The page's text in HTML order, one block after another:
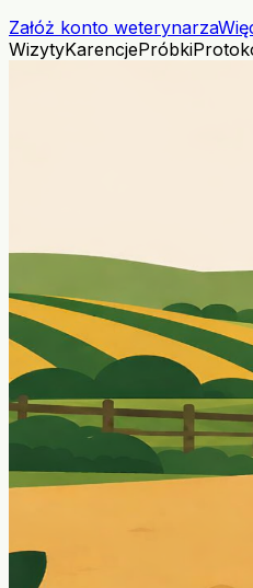
Załóż konto weterynarza
WizytyKarencjePróbki